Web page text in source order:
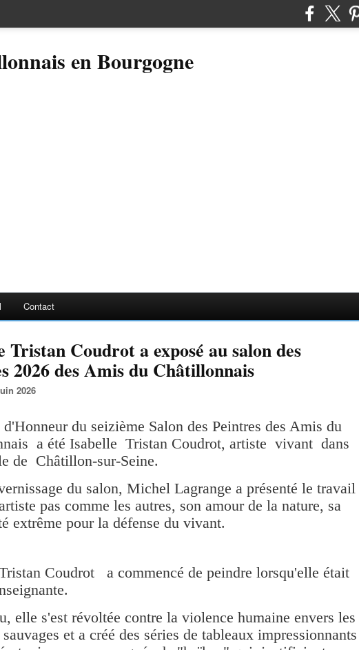
en Bourgogne
Contact
Tristan Coudrot a exposé au salon des
2026 des Amis du Châtillonnais
2026
du seizième Salon des Peintres des Amis du
a été Isabelle Tristan Coudrot, artiste vivant dans
de Châtillon-sur-Seine.
du salon, Michel Lagrange a présenté le travail
pas comme les autres, son amour de la nature, sa
extrême pour la défense du vivant.
Coudrot a commencé de peindre lorsqu'elle était
elle s'est révoltée contre la violence humaine envers les
et a créé des séries de tableaux impressionnants